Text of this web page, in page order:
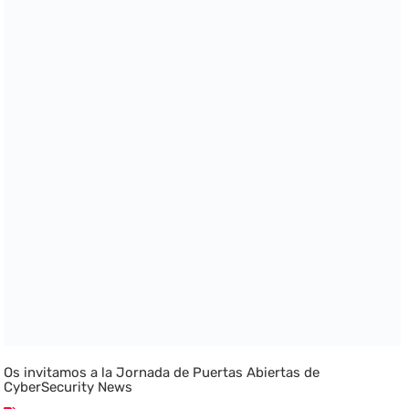
Os invitamos a la Jornada de Puertas Abiertas de
CyberSecurity News